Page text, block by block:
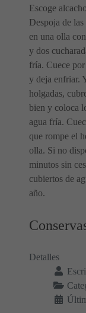
Escoge
Despoja de
en una olla
y dos
fría. Cuece
y deja enfriar.
holgadas,
bien y coloca
agua fría.
que rompe el
olla. Si no
minutos sin
cubiertos de
año.
Detalles